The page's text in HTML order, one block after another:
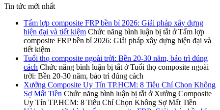
Tin tức mới nhất
Tấm lợp composite FRP bền bỉ 2026: Giải pháp xây dựng
hiện đại và tiết kiệm Chức năng bình luận bị tắt ở Tấm lợp
composite FRP bền bỉ 2026: Giải pháp xây dựng hiện đại và
tiết kiệm
Tuổi thọ composite ngoài trời: Bền 20-30 năm, bảo trì đúng
cách Chức năng bình luận bị tắt ở Tuổi thọ composite ngoài
trời: Bền 20-30 năm, bảo trì đúng cách
Xưởng Composite Uy Tín TP.HCM: 8 Tiêu Chí Chọn Không
Sợ Mất Tiền Chức năng bình luận bị tắt ở Xưởng Composite
Uy Tín TP.HCM: 8 Tiêu Chí Chọn Không Sợ Mất Tiền